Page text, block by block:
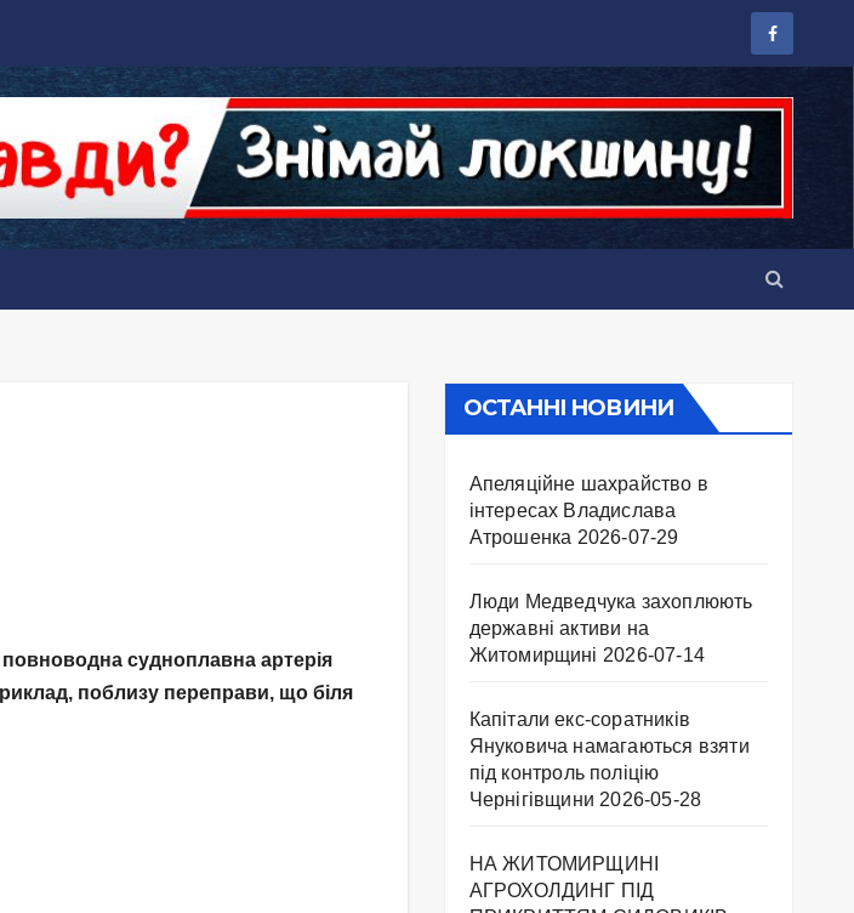
судноплавна артерія
поблизу переправи, що біля
ОСТАННІ НОВИНИ
Апеляційне шахрайство в
інтересах Владислава
Атрошенка 2026-07-29
Люди Медведчука захоплюють
державні активи на
Житомирщині 2026-07-14
Капітали екс-соратників
Януковича намагаються взяти
під контроль поліцію
Чернігівщини 2026-05-28
НА ЖИТОМИРЩИНІ
АГРОХОЛДИНГ ПІД